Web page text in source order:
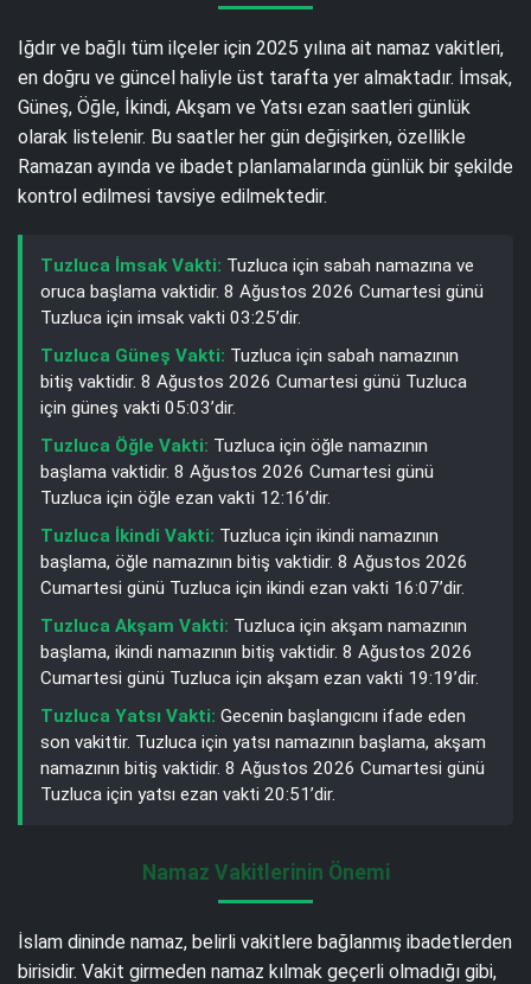
Iğdır ve bağlı tüm ilçeler için 2025 yılına ait namaz vakitleri,
en doğru ve güncel haliyle üst tarafta yer almaktadır. İmsak,
Güneş, Öğle, İkindi, Akşam ve Yatsı ezan saatleri günlük
olarak listelenir. Bu saatler her gün değişirken, özellikle
Ramazan ayında ve ibadet planlamalarında günlük bir şekilde
kontrol edilmesi tavsiye edilmektedir.
Tuzluca İmsak Vakti: Tuzluca için sabah namazına ve
oruca başlama vaktidir. 8 Ağustos 2026 Cumartesi günü
Tuzluca için imsak vakti 03:25’dir.
Tuzluca Güneş Vakti: Tuzluca için sabah namazının
bitiş vaktidir. 8 Ağustos 2026 Cumartesi günü Tuzluca
için güneş vakti 05:03’dir.
Tuzluca Öğle Vakti: Tuzluca için öğle namazının
başlama vaktidir. 8 Ağustos 2026 Cumartesi günü
Tuzluca için öğle ezan vakti 12:16’dir.
Tuzluca İkindi Vakti: Tuzluca için ikindi namazının
başlama, öğle namazının bitiş vaktidir. 8 Ağustos 2026
Cumartesi günü Tuzluca için ikindi ezan vakti 16:07’dir.
Tuzluca Akşam Vakti: Tuzluca için akşam namazının
başlama, ikindi namazının bitiş vaktidir. 8 Ağustos 2026
Cumartesi günü Tuzluca için akşam ezan vakti 19:19’dir.
Tuzluca Yatsı Vakti: Gecenin başlangıcını ifade eden
son vakittir. Tuzluca için yatsı namazının başlama, akşam
namazının bitiş vaktidir. 8 Ağustos 2026 Cumartesi günü
Tuzluca için yatsı ezan vakti 20:51’dir.
Namaz Vakitlerinin Önemi
İslam dininde namaz, belirli vakitlere bağlanmış ibadetlerden
birisidir. Vakit girmeden namaz kılmak geçerli olmadığı gibi,